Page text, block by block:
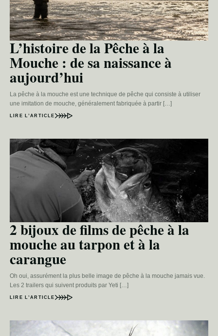
L’histoire de la Pêche à la
Mouche : de sa naissance à
aujourd’hui
La pêche à la mouche est une technique de pêche qui consiste à utiliser
une imitation de mouche, généralement fabriquée à partir […]
LIRE L’ARTICLE
2 bijoux de films de pêche à la
mouche au tarpon et à la
carangue
Oh oui, assurément la plus belle image de pêche à la mouche jamais vue.
Les 2 trailers qui suivent produits par Yeti […]
LIRE L’ARTICLE